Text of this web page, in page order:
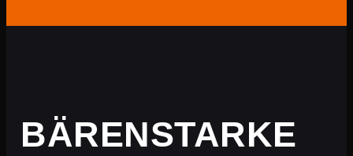
BÄRENSTARKE